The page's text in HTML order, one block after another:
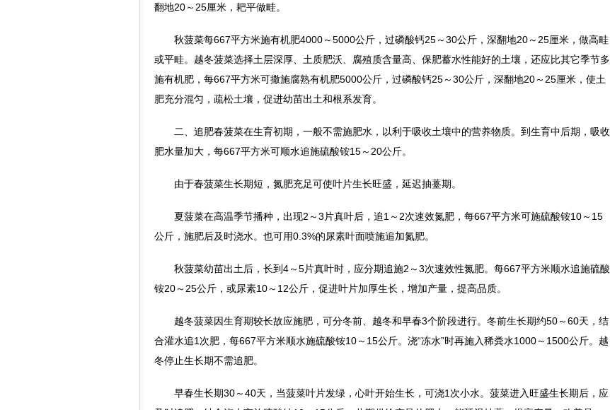
翻地20～25厘米，耙平做畦。
秋菠菜每667平方米施有机肥4000～5000公斤，过磷酸钙25～30公斤，深翻地20～25厘米，做高畦
或平畦。越冬菠菜选择土层深厚、土质肥沃、腐殖质含量高、保肥蓄水性能好的土壤，还应比其它季节多
施有机肥，每667平方米可撒施腐熟有机肥5000公斤，过磷酸钙25～30公斤，深翻地20～25厘米，使土
肥充分混匀，疏松土壤，促进幼苗出土和根系发育。
二、追肥春菠菜在生育初期，一般不需施肥水，以利于吸收土壤中的营养物质。到生育中后期，吸收
肥水量加大，每667平方米可顺水追施硫酸铵15～20公斤。
由于春菠菜生长期短，氮肥充足可使叶片生长旺盛，延迟抽薹期。
夏菠菜在高温季节播种，出现2～3片真叶后，追1～2次速效氮肥，每667平方米可施硫酸铵10～15
公斤，施肥后及时浇水。也可用0.3%的尿素叶面喷施追加氮肥。
秋菠菜幼苗出土后，长到4～5片真叶时，应分期追施2～3次速效性氮肥。每667平方米顺水追施硫酸
铵20～25公斤，或尿素10～12公斤，促进叶片加厚生长，增加产量，提高品质。
越冬菠菜因生育期较长故应施肥，可分冬前、越冬和早春3个阶段进行。冬前生长期约50～60天，结
合灌水追1次肥，每667平方米顺水施硫酸铵10～15公斤。浇“冻水”时再施入稀粪水1000～1500公斤。越
冬停止生长期不需追肥。
早春生长期30～40天，当菠菜叶片发绿，心叶开始生长，可浇1次小水。菠菜进入旺盛生长期后，应